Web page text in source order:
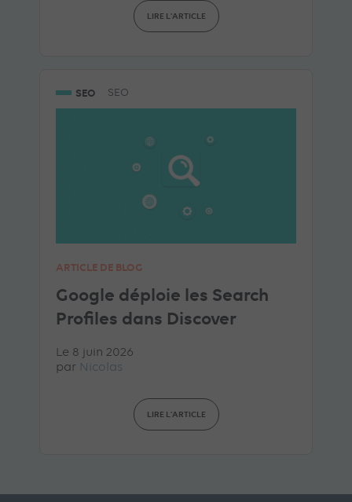
LIRE L'ARTICLE
SEO SEO
ARTICLE DE BLOG
Google déploie les Search
Profiles dans Discover
Le 8 juin 2026
par Nicolas
LIRE L'ARTICLE